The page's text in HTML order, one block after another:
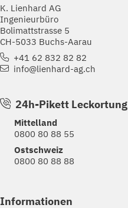
K. Lienhard AG
Ingenieurbüro
Bolimattstrasse 5
CH-5033 Buchs-Aarau
+41 62 832 82 82
info@lienhard-ag.ch
24h-Pikett Leckortung
Mittelland
0800 80 88 55
Ostschweiz
0800 80 88 88
Informationen